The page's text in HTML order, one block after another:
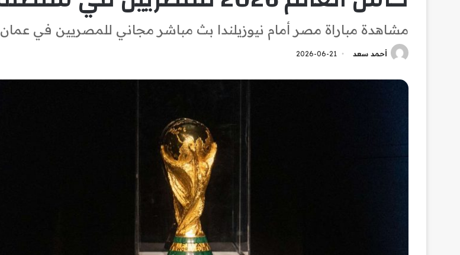
مشاهدة مباراة مصر أمام نيوزيلندا بث مباشر مجاني للمصريين في عمان
أحمد سعد 2026-06-21